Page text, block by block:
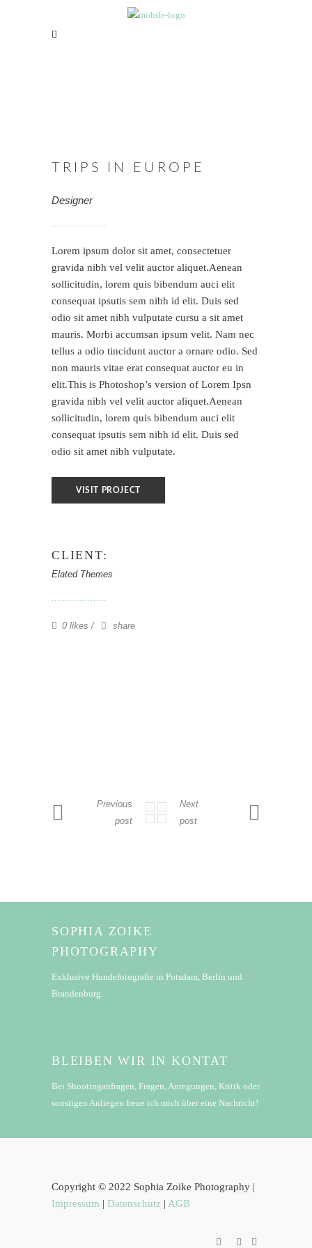
TRIPS IN EUROPE
Designer
Lorem ipsum dolor sit amet, consectetuer
gravida nibh vel velit auctor aliquet.Aenean
sollicitudin, lorem quis bibendum auci elit
consequat ipsutis sem nibh id elit. Duis sed
odio sit amet nibh vulputate cursu a sit amet
mauris. Morbi accumsan ipsum velit. Nam nec
tellus a odio tincidunt auctor a ornare odio. Sed
non mauris vitae erat consequat auctor eu in
elit.This is Photoshop’s version of Lorem Ipsn
gravida nibh vel velit auctor aliquet.Aenean
sollicitudin, lorem quis bibendum auci elit
consequat ipsutis sem nibh id elit. Duis sed
odio sit amet nibh vulputate.
VISIT PROJECT
CLIENT:
Elated Themes
0 likes share
Previous
post
Next
post
SOPHIA ZOIKE
PHOTOGRAPHY
Exklusive Hundefotografie in Potsdam, Berlin und
Brandenburg.
BLEIBEN WIR IN KONTAT
Bei Shootinganfragen, Fragen, Anregungen, Kritik oder
sonstigen Anliegen freue ich mich über eine Nachricht!
Copyright © 2022 Sophia Zoike Photography |
Impressum | Datenschutz | AGB